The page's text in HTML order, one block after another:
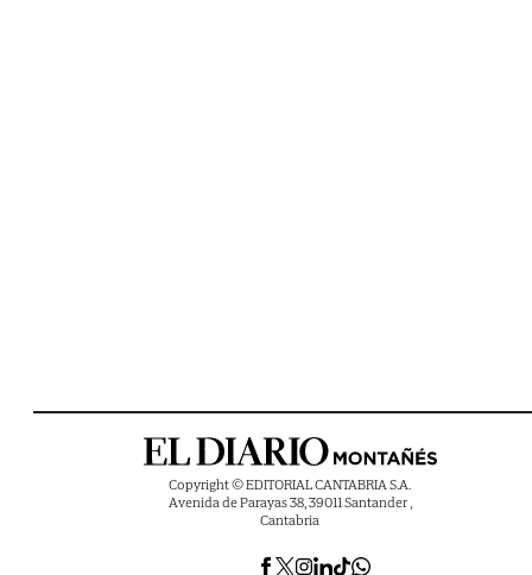
Copyright © EDITORIAL CANTABRIA S.A.
Avenida de Parayas 38, 39011 Santander ,
Cantabria